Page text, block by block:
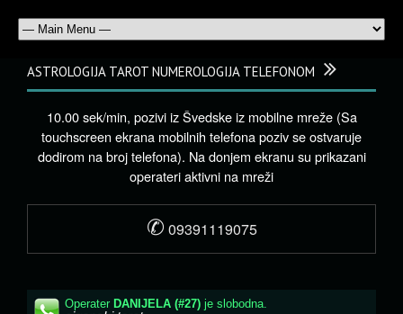
ASTROLOGIJA TAROT NUMEROLOGIJA TELEFONOM
10.00 sek/min, pozivi iz Švedske iz mobilne mreže (Sa
touchscreen ekrana mobilnih telefona poziv se ostvaruje
dodirom na broj telefona). Na donjem ekranu su prikazani
operateri aktivni na mreži
✆ 09391119075